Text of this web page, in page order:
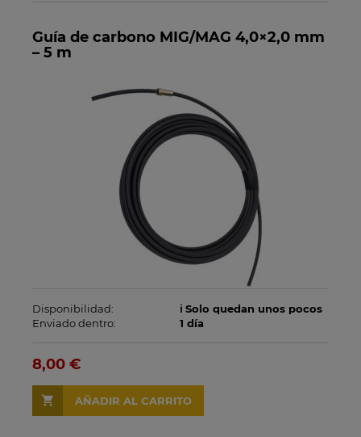
Guía de carbono MIG/MAG 4,0×2,0 mm
– 5 m
Disponibilidad:
ℹ️ Solo quedan unos pocos
Enviado dentro:
1 día
8,00 €
AÑADIR AL CARRITO